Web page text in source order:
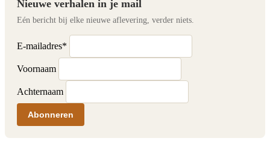
Nieuwe verhalen in je mail
Eén bericht bij elke nieuwe aflevering, verder niets.
E-mailadres*
Voornaam
Achternaam
Abonneren